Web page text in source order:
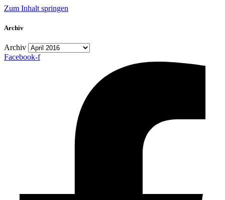
Zum Inhalt springen
Archiv
Archiv
Facebook-f